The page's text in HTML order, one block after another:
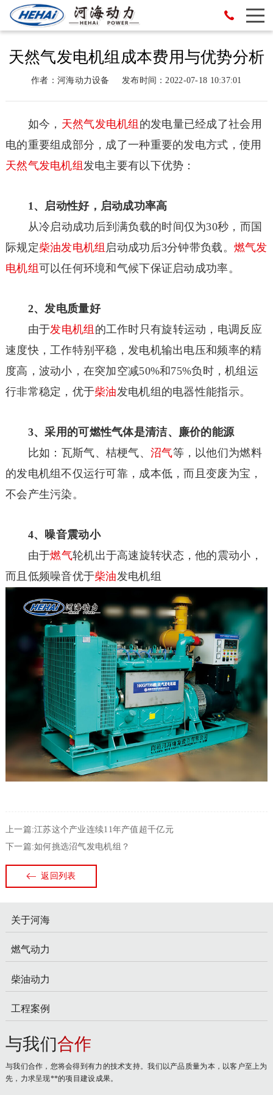
天然气发电机组成本费用与优势分析
作者：河海动力设备 发布时间：2022-07-18 10:37:01
如今， 天然气发电机组 的发电量已经成了社会用
电的重要组成部分，成了一种重要的发电方式，使用
天然气发电机组 发电主要有以下优势：
1、启动性好，启动成功率高
从冷启动成功后到满负载的时间仅为30秒，而国
际规定柴油发电机组 启动成功后3分钟带负载。 燃气发
电机组 可以任何环境和气候下保证启动成功率。
2、发电质量好
由于发电机组 的工作时只有旋转运动，电调反应
速度快，工作特别平稳，发电机输出电压和频率的精
度高，波动小，在突加空减50%和75%负时，机组运
行非常稳定，优于柴油发电机组的电器性能指示。
3、采用的可燃性气体是清洁、廉价的能源
比如：瓦斯气、桔梗气、 沼气等，以他们为燃料
的发电机组不仅运行可靠，成本低，而且变废为宝，
不会产生污染。
4、噪音震动小
由于燃气轮机出于高速旋转状态，他的震动小，
而且低频噪音优于柴油发电机组
上一篇:江苏这个产业连续11年产值超千亿元
下一篇:如何挑选沼气发电机组？
返回列表
关于河海
燃气动力
柴油动力
工程案例
与我们合作
与我们合作，您将会得到有力的技术支持。我们以产品质量为本，以客户至上为
先，力求呈现**的项目建设成果。